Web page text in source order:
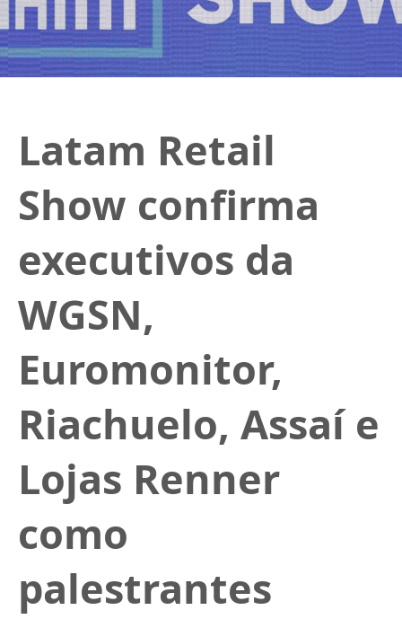
Latam Retail
Show confirma
executivos da
WGSN,
Euromonitor,
Riachuelo, Assaí e
Lojas Renner
como
palestrantes